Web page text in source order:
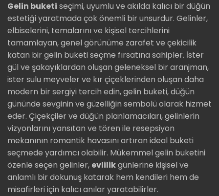
Gelin buketi seçimi, uyumlu ve akılda kalıcı bir düğün
estetiği yaratmada çok önemli bir unsurdur. Gelinler,
elbiselerini, temalarını ve kişisel tercihlerini
tamamlayan, genel görünüme zarafet ve çekicilik
katan bir gelin buketi seçme fırsatına sahipler. İster
gül ve şakayıklardan oluşan geleneksel bir aranjman,
ister sulu meyveler ve kır çiçeklerinden oluşan daha
modern bir sergiyi tercih edin, gelin buketi, düğün
gününde sevginin ve güzelliğin sembolü olarak hizmet
eder. Çiçekçiler ve düğün planlamacıları, gelinlerin
vizyonlarını yansıtan ve tören ile resepsiyon
mekanının romantik havasını artıran ideal buketi
seçmede yardımcı olabilir. Mükemmel gelin buketini
özenle seçen gelinler, evlilikgünlerine kişisel ve
anlamlı bir dokunuş katarak hem kendileri hem de
misafirleri için kalıcı anılar yaratabilirler.